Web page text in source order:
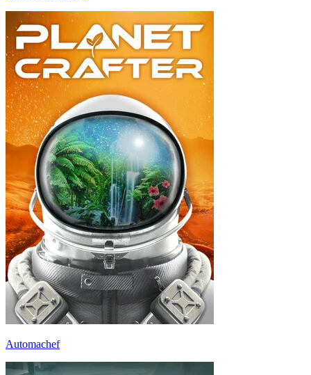
Automachef